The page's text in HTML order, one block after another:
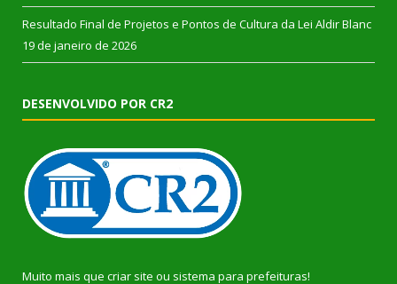
Resultado Final de Projetos e Pontos de Cultura da Lei Aldir Blanc
19 de janeiro de 2026
DESENVOLVIDO POR CR2
Muito mais que criar site ou sistema para prefeituras!